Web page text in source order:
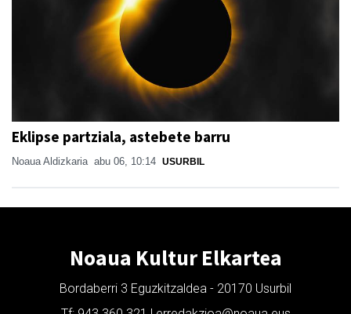
Eklipse partziala, astebete barru
Noaua Aldizkaria abu 06, 10:14 USURBIL
Noaua Kultur Elkartea
Bordaberri 3 Eguzkitzaldea - 20170 Usurbil